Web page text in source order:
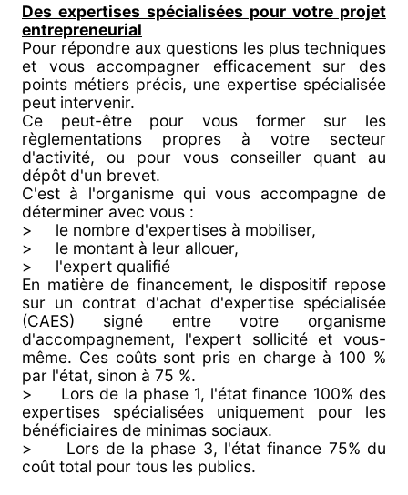
Des expertises spécialisées pour votre projet
entrepreneurial
Pour répondre aux questions les plus techniques
et vous accompagner efficacement sur des
points métiers précis, une expertise spécialisée
peut intervenir.
Ce peut-être pour vous former sur les
règlementations propres à votre secteur
d'activité, ou pour vous conseiller quant au
dépôt d'un brevet.
C'est à l'organisme qui vous accompagne de
déterminer avec vous :
> le nombre d'expertises à mobiliser,
> le montant à leur allouer,
> l'expert qualifié
En matière de financement, le dispositif repose
sur un contrat d'achat d'expertise spécialisée
(CAES) signé entre votre organisme
d'accompagnement, l'expert sollicité et vous-
même. Ces coûts sont pris en charge à 100 %
par l'état, sinon à 75 %.
> Lors de la phase 1, l'état finance 100% des
expertises spécialisées uniquement pour les
bénéficiaires de minimas sociaux.
> Lors de la phase 3, l'état finance 75% du
coût total pour tous les publics.